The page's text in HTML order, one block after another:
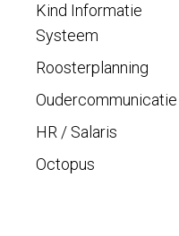
Kind Informatie
Systeem
Roosterplanning
Oudercommunicatie
HR / Salaris
Octopus